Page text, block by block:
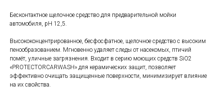
Бесконтактное щелочное средство для предварительной мойки
автомобиля, pH 12,5.
Высококонцентрированное, бесфосфатное, щелочное средство с высоким
пенообразованием. Мгновенно удаляет следы от насекомых, птичий
помёт, уличные загрязнения. Входит в серию моющих средств SiO2
«PROTECTORCARWASH» для керамических защит, позволяет
эффективно очищать защищенные поверхности, минимизирует влияние
на их свойства.